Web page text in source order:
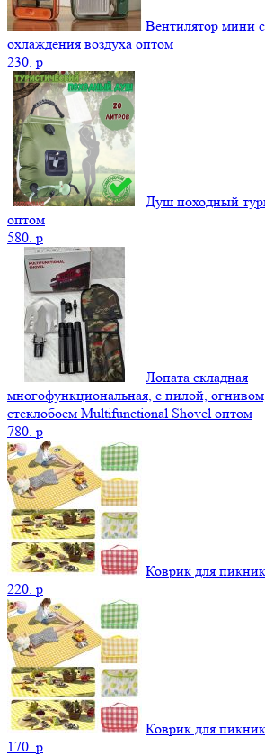
Вентилятор мини
охлаждения воздуха оптом
230. p
Душ походный
оптом
580. p
Лопата складная
многофункциональная, с пилой,
стеклобоем Multifunctional Shovel оптом
780. p
Коврик для
220. p
Коврик для
170. p